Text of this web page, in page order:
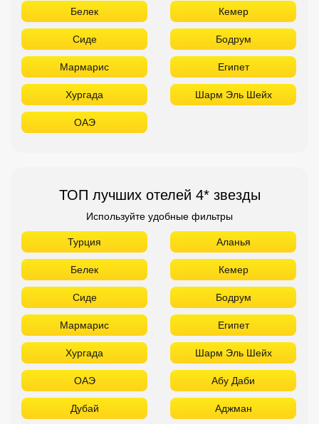
ТОП лучших отелей 4* звезды
Используйте удобные фильтры
Турция
Хургада Шарм Эль Шейх
ОАЭ Абу Даби
Дубай Аджман
Шарджа Фуджейра
Таиланд Паттайя
Самуй Краби
Као Лак Пхукет
Вьетнам Нячанг